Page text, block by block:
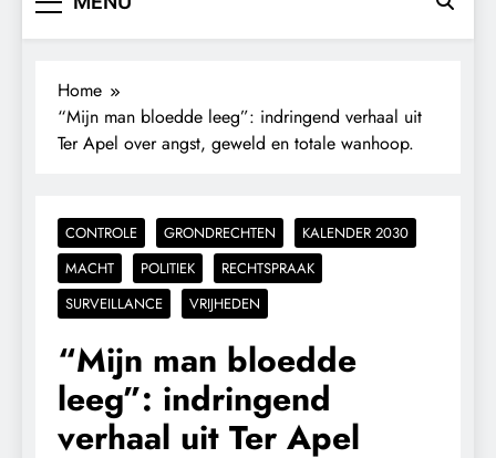
Home
“Mijn man bloedde leeg”: indringend verhaal uit
Ter Apel over angst, geweld en totale wanhoop.
CONTROLE GRONDRECHTEN
KALENDER 2030
MACHT
POLITIEK
RECHTSPRAAK
SURVEILLANCE
VRIJHEDEN
“Mijn man bloedde
leeg”: indringend
verhaal uit Ter Apel